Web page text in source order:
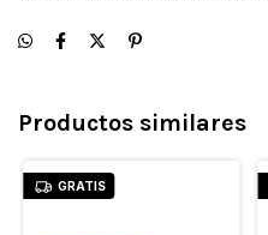
Productos similares
GRATIS